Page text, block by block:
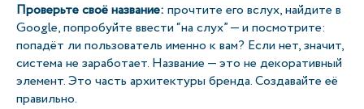
Проверьте своё название: прочтите его вслух, найдите в
Google, попробуйте ввести “на слух” — и посмотрите:
попадёт ли пользователь именно к вам? Если нет, значит,
система не заработает. Название — это не декоративный
элемент. Это часть архитектуры бренда. Создавайте её
правильно.